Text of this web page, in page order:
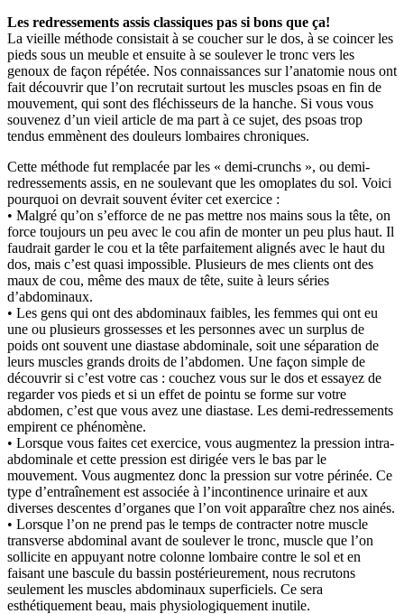
Les redressements assis classiques pas si bons que ça!
La vieille méthode consistait à se coucher sur le dos, à se coincer les
pieds sous un meuble et ensuite à se soulever le tronc vers les
genoux de façon répétée. Nos connaissances sur l’anatomie nous ont
fait découvrir que l’on recrutait surtout les muscles psoas en fin de
mouvement, qui sont des fléchisseurs de la hanche. Si vous vous
souvenez d’un vieil article de ma part à ce sujet, des psoas trop
tendus emmènent des douleurs lombaires chroniques.
Cette méthode fut remplacée par les « demi-crunchs », ou demi-
redressements assis, en ne soulevant que les omoplates du sol. Voici
pourquoi on devrait souvent éviter cet exercice :
• Malgré qu’on s’efforce de ne pas mettre nos mains sous la tête, on
force toujours un peu avec le cou afin de monter un peu plus haut. Il
faudrait garder le cou et la tête parfaitement alignés avec le haut du
dos, mais c’est quasi impossible. Plusieurs de mes clients ont des
maux de cou, même des maux de tête, suite à leurs séries
d’abdominaux.
• Les gens qui ont des abdominaux faibles, les femmes qui ont eu
une ou plusieurs grossesses et les personnes avec un surplus de
poids ont souvent une diastase abdominale, soit une séparation de
leurs muscles grands droits de l’abdomen. Une façon simple de
découvrir si c’est votre cas : couchez vous sur le dos et essayez de
regarder vos pieds et si un effet de pointu se forme sur votre
abdomen, c’est que vous avez une diastase. Les demi-redressements
empirent ce phénomène.
• Lorsque vous faites cet exercice, vous augmentez la pression intra-
abdominale et cette pression est dirigée vers le bas par le
mouvement. Vous augmentez donc la pression sur votre périnée. Ce
type d’entraînement est associée à l’incontinence urinaire et aux
diverses descentes d’organes que l’on voit apparaître chez nos ainés.
• Lorsque l’on ne prend pas le temps de contracter notre muscle
transverse abdominal avant de soulever le tronc, muscle que l’on
sollicite en appuyant notre colonne lombaire contre le sol et en
faisant une bascule du bassin postérieurement, nous recrutons
seulement les muscles abdominaux superficiels. Ce sera
esthétiquement beau, mais physiologiquement inutile.